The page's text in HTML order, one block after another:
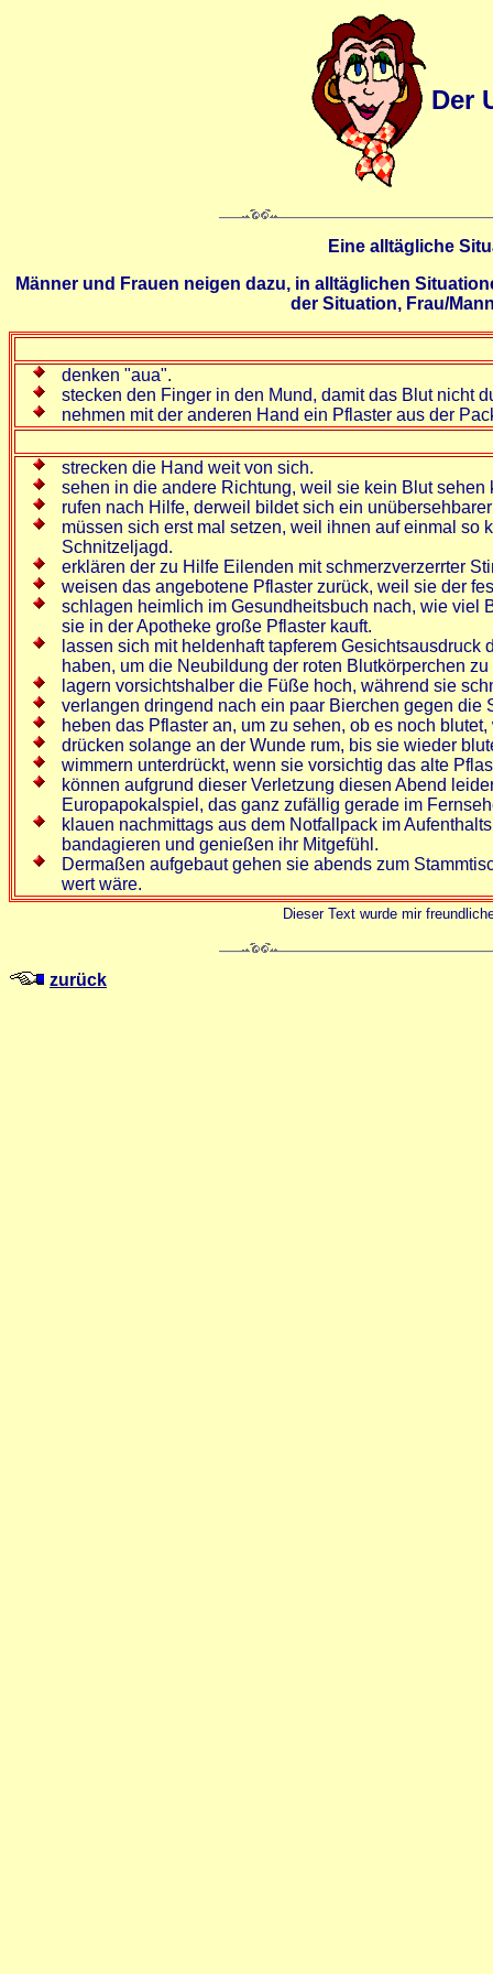
Der
Eine alltägliche
Männer und Frauen neigen dazu, in alltäglichen
der Situation, Frau/
denken "aua".
stecken den Finger in den Mund, damit das Blut nicht
nehmen mit der anderen Hand ein Pflaster aus der
strecken die Hand weit von sich.
sehen in die andere Richtung, weil sie kein Blut sehen
rufen nach Hilfe, derweil bildet sich ein
müssen sich erst mal setzen, weil ihnen auf einmal
Schnitzeljagd.
erklären der zu Hilfe Eilenden mit schmerzverzerrter
weisen das angebotene Pflaster zurück, weil sie der
schlagen heimlich im Gesundheitsbuch nach, wie viel
sie in der Apotheke große Pflaster kauft.
lassen sich mit heldenhaft tapferem
haben, um die Neubildung der roten Blutkörperchen
lagern vorsichtshalber die Füße hoch, während sie
verlangen dringend nach ein paar Bierchen gegen die
heben das Pflaster an, um zu sehen, ob es noch
drücken solange an der Wunde rum, bis sie wieder
wimmern unterdrückt, wenn sie vorsichtig das alte
können aufgrund dieser Verletzung diesen Abend
Europapokalspiel, das ganz zufällig gerade im
klauen nachmittags aus dem Notfallpack im
bandagieren und genießen ihr Mitgefühl.
Dermaßen aufgebaut gehen sie abends zum
wert wäre.
Dieser Text wurde mir
zurück